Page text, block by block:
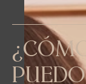
¿CÓMO
PUEDO